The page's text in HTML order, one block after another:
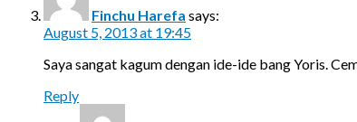
Finchu Harefa says:
August 5, 2013 at 19:45
Saya sangat kagum dengan ide-ide bang Yoris.
Reply